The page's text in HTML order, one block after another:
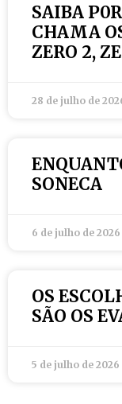
SAIBA
CHAMA
ZERO 2,
28 de julho de
SONECA
6 de julho de 2026
OS
SÃO OS
5 de julho de 2026